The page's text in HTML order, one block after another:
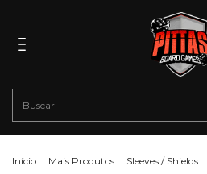
Início . Mais Produtos . Sleeves / Shields .